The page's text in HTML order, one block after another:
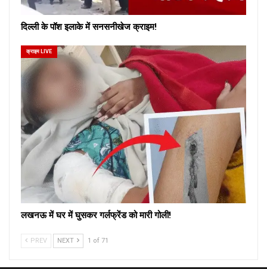
दिल्ली के पॉश इलाके में सनसनीखेज क्राइम!
क्राइम LIVE
लखनऊ में घर में घुसकर गर्लफ्रेंड को मारी गोली!
PREV NEXT 1 of 71